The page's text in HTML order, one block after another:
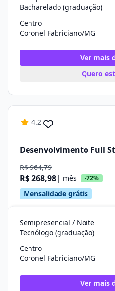
Bacharelado (graduação)
Centro
Coronel Fabriciano/MG
Ver mais
Quero
4.2
Desenvolvimento Full
R$ 964,79
R$ 268,98 | mês -72%
Mensalidade grátis
Semipresencial / Noite
Tecnólogo (graduação)
Centro
Coronel Fabriciano/MG
Ver mais